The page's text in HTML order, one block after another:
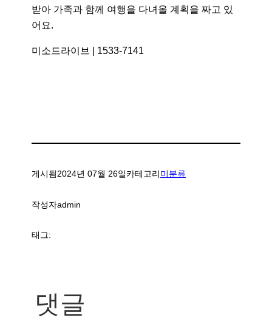
받아 가족과 함께 여행을 다녀올 계획을 짜고 있
어요.
미소드라이브 | 1533-7141
게시됨2024년 07월 26일카테고리미분류
작성자admin
태그:
댓글